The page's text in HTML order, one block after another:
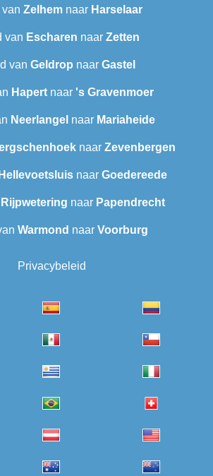
Zelhemnaar Harselaar
van Escharen naar Zetten
van Geldrop naar Gastel
Hapert naar 's Gravenmoer
Neerlangel naar Mariaheide
naar Zevenbergen
Hellevoetsluis naar Goedereede
Rijpwetering naar Papendrecht
Warmond naar Voorburg
Privacybeleid